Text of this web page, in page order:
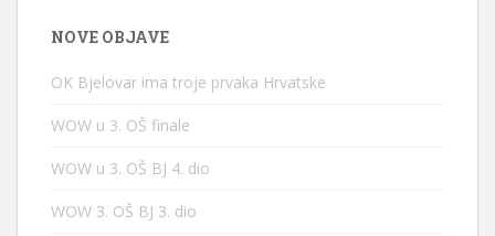
NOVE OBJAVE
OK Bjelovar ima troje prvaka Hrvatske
WOW u 3. OŠ finale
WOW u 3. OŠ BJ 4. dio
WOW 3. OŠ BJ 3. dio